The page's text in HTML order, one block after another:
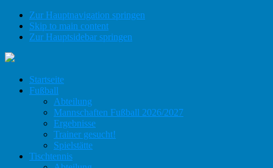
Zur Hauptnavigation springen
Skip to main content
Zur Hauptsidebar springen
Startseite
Fußball
Abteilung
Mannschaften Fußball 2026/2027
Ergebnisse
Trainer gesucht!
Spielstätte
Tischtennis